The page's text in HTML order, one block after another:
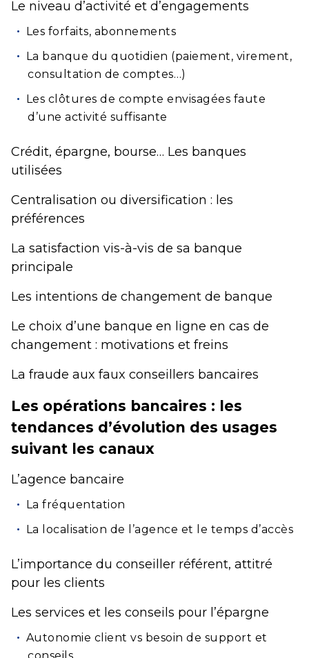
Le niveau d’activité et d’engagements
Les forfaits, abonnements
La banque du quotidien (paiement, virement,
consultation de comptes…)
Les clôtures de compte envisagées faute
d’une activité suffisante
Crédit, épargne, bourse… Les banques
utilisées
Centralisation ou diversification : les
préférences
La satisfaction vis-à-vis de sa banque
principale
Les intentions de changement de banque
Le choix d’une banque en ligne en cas de
changement : motivations et freins
La fraude aux faux conseillers bancaires
Les opérations bancaires : les
tendances d’évolution des usages
suivant les canaux
L’agence bancaire
La fréquentation
La localisation de l’agence et le temps d’accès
L’importance du conseiller référent, attitré
pour les clients
Les services et les conseils pour l’épargne
Autonomie client vs besoin de support et
conseils